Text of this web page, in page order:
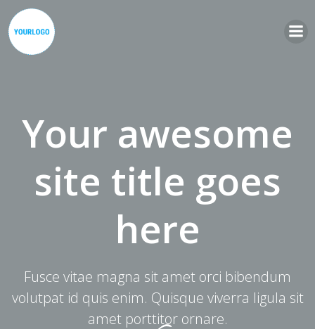
Your awesome
site title goes
here
Fusce vitae magna sit amet orci bibendum
volutpat id quis enim. Quisque viverra ligula sit
amet porttitor ornare.